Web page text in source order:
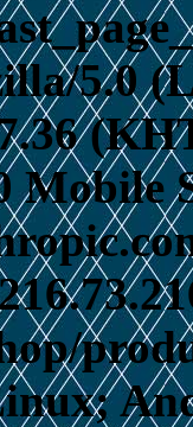
5.0
Mobile